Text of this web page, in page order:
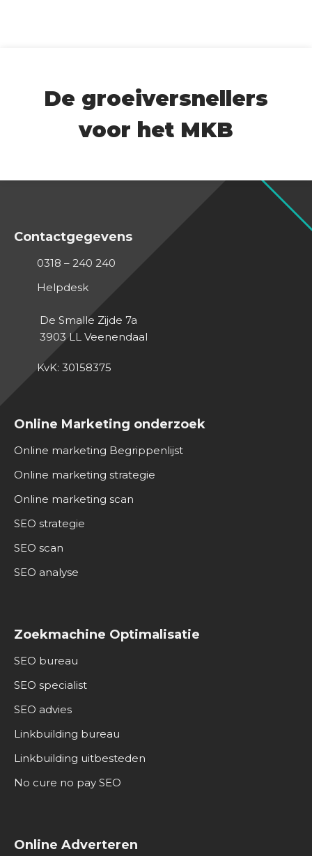
De groeiversnellers
voor het MKB
Online Marketing onderzoek
Online marketing Begrippenlijst
Online marketing strategie
Online marketing scan
SEO strategie
SEO scan
SEO analyse
Zoekmachine Optimalisatie
SEO bureau
SEO specialist
SEO advies
Linkbuilding bureau
Linkbuilding uitbesteden
No cure no pay SEO
Online Adverteren
Contactgegevens
0318 – 240 240
Helpdesk
De Smalle Zijde 7a
3903 LL Veenendaal
KvK: 30158375